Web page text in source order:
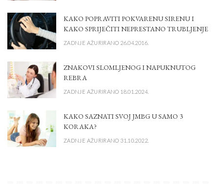
KAKO POPRAVITI POKVARENU SIRENU I
KAKO SPRIJEČITI NEPRESTANO TRUBLJENJE
ZADNJE AŽURIRANO 26.04.2016.
ZNAKOVI SLOMLJENOG I NAPUKNUTOG
REBRA
ZADNJE AŽURIRANO 18.01.2024.
KAKO SAZNATI SVOJ JMBG U SAMO 3
KORAKA?
ZADNJE AŽURIRANO 31.10.2022.